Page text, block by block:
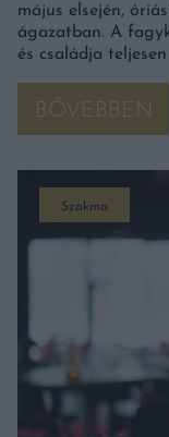
május elsején,
ágazatban. A
és családja
BŐVEBBEN
Szakma